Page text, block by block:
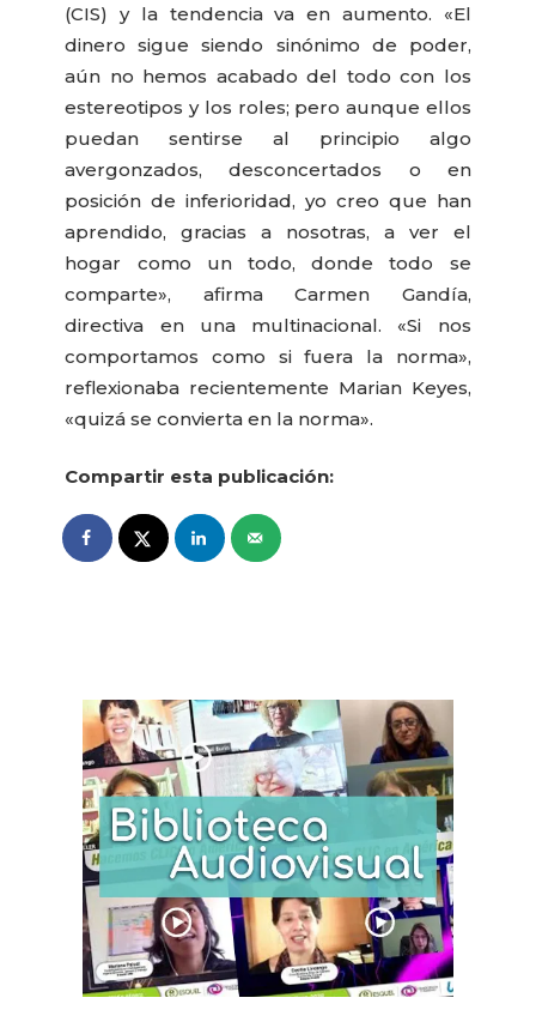
(CIS) y la tendencia va en aumento. «El
dinero sigue siendo sinónimo de poder,
aún no hemos acabado del todo con los
estereotipos y los roles; pero aunque ellos
puedan sentirse al principio algo
avergonzados, desconcertados o en
posición de inferioridad, yo creo que han
aprendido, gracias a nosotras, a ver el
hogar como un todo, donde todo se
comparte», afirma Carmen Gandía,
directiva en una multinacional. «Si nos
comportamos como si fuera la norma»,
reflexionaba recientemente Marian Keyes,
«quizá se convierta en la norma».
Compartir esta publicación: